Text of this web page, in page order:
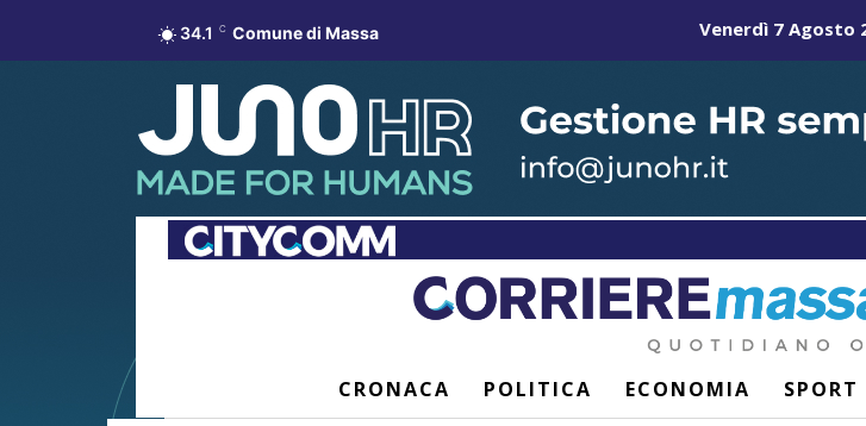
34.1 C Comune di Massa Venerdì 7 Agosto
CRONACA POLITICA ECONOMIA SPORT